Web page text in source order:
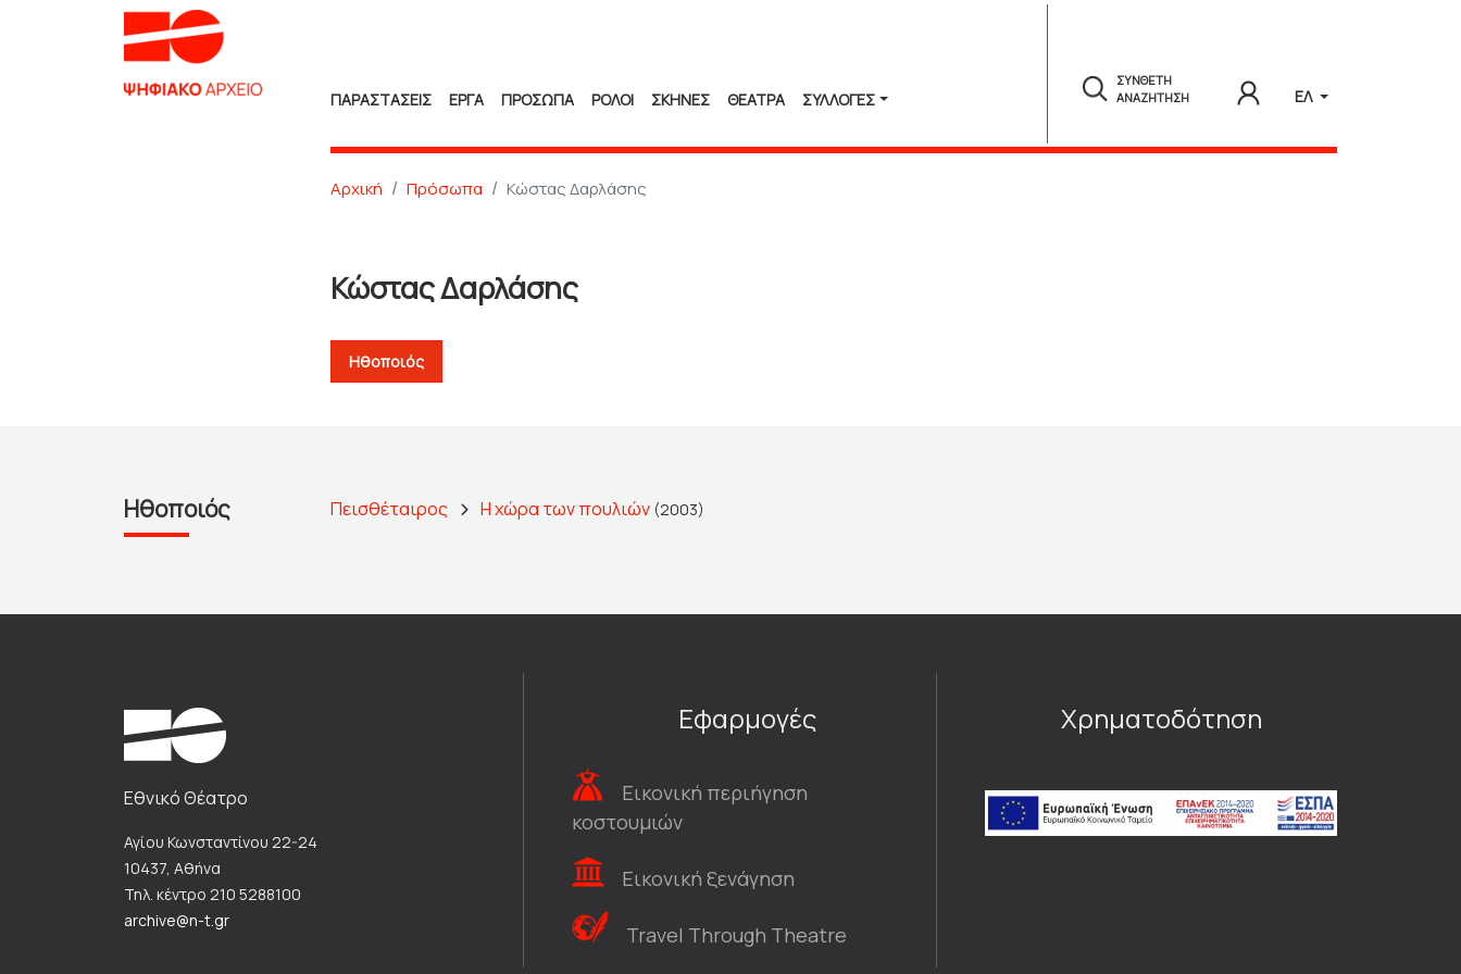
ΠΑΡΑΣΤΑΣΕΙΣ ΕΡΓΑ ΠΡΟΣΩΠΑ ΡΟΛΟΙ ΣΚΗΝΕΣ ΘΕΑΤΡΑ ΣΥΛΛΟΓΈΣ
ΣΥΝΘΕΤΗ
ΑΝΑΖΗΤΗΣΗ
ΕΛ
Αρχική Πρόσωπα Κώστας Δαρλάσης
Κώστας Δαρλάσης
Ηθοποιός
Ηθοποιός Πεισθέταιρος Η χώρα των πουλιών (2003)
Εθνικό Θέατρο
Αγίου Κωνσταντίνου 22-24
10437, Αθήνα
Τηλ. κέντρο 210 5288100
archive@n-t.gr
Εφαρμογές
Εικονική περιήγηση
κοστουμιών
Εικονική ξενάγηση
Travel Through Theatre
Χρηματοδότηση